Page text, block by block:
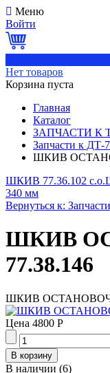
Меню
Войти
Нет товаров
Корзина пуста
Главная
Каталог
ЗАПЧАСТИ К
Запчасти к ДТ-
ШКИВ
ШКИВ 77.36.102 с.о.
340 мм
Вернуться к:
ШКИВ
77.38.146
ШКИВ
Цена 4800 Р
В наличии (6)